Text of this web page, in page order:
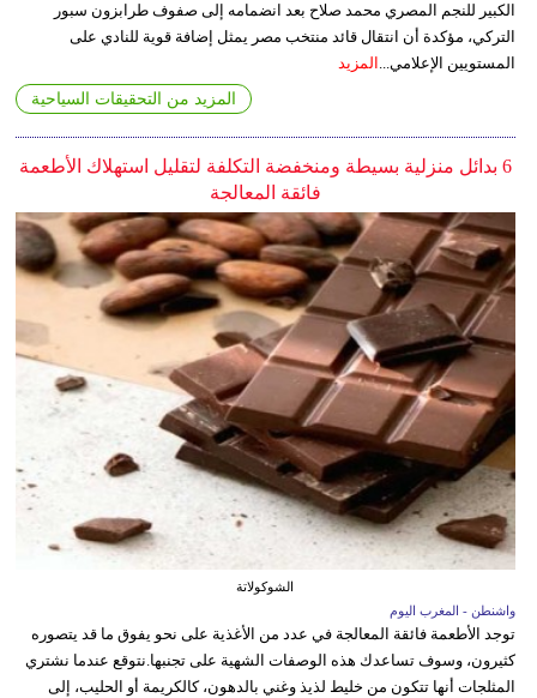
الكبير للنجم المصري محمد صلاح بعد انضمامه إلى صفوف طرابزون سبور
التركي، مؤكدة أن انتقال قائد منتخب مصر يمثل إضافة قوية للنادي على
المستويين الإعلامي... المزيد
المزيد من التحقيقات السياحية
6 بدائل منزلية بسيطة ومنخفضة التكلفة لتقليل استهلاك الأطعمة
فائقة المعالجة
الشوكولاتة
واشنطن - المغرب اليوم
توجد الأطعمة فائقة المعالجة في عدد من الأغذية على نحو يفوق ما قد يتصوره
كثيرون، وسوف تساعدك هذه الوصفات الشهية على تجنبها.نتوقع عندما نشتري
المثلجات أنها تتكون من خليط لذيذ وغني بالدهون، كالكريمة أو الحليب، إلى